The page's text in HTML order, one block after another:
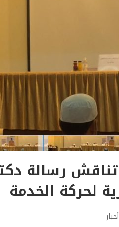
رسالة
لحركة الخدمة
أخبار